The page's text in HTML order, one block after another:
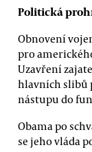
Politická
Obnovení
pro
Uzavření
hlavních slibů
nástupu do
Obama po
se jeho vláda